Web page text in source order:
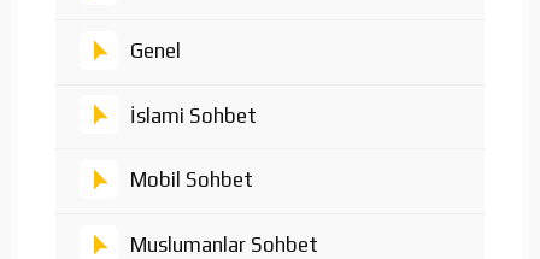
Genel
İslami Sohbet
Mobil Sohbet
Muslumanlar Sohbet